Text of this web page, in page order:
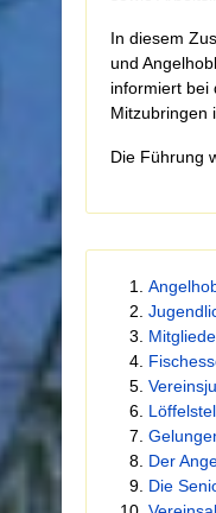
In diesem
und
informiert bei
Mitzubringen
Die Führung
Der
Die